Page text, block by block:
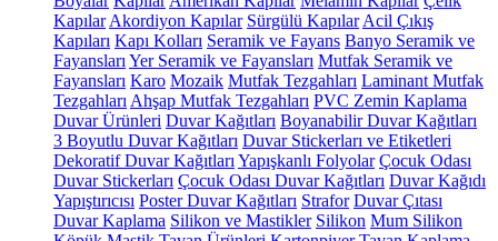
Kapılar Akordiyon Kapılar Sürgülü Kapılar Acil Çıkış
Kapıları Kapı Kolları Seramik ve Fayans Banyo Seramik ve
Fayansları Yer Seramik ve Fayansları Mutfak Seramik ve
Fayansları Karo Mozaik Mutfak Tezgahları Laminant Mutfak
Tezgahları Ahşap Mutfak Tezgahları PVC Zemin Kaplama
Duvar Ürünleri Duvar Kağıtları Boyanabilir Duvar Kağıtları
3 Boyutlu Duvar Kağıtları Duvar Stickerları ve Etiketleri
Dekoratif Duvar Kağıtları Yapışkanlı Folyolar Çocuk Odası
Duvar Stickerları Çocuk Odası Duvar Kağıtları Duvar Kağıdı
Yapıştırıcısı Poster Duvar Kağıtları Strafor Duvar Çıtası
Duvar Kaplama Silikon ve Mastikler Silikon Mum Silikon